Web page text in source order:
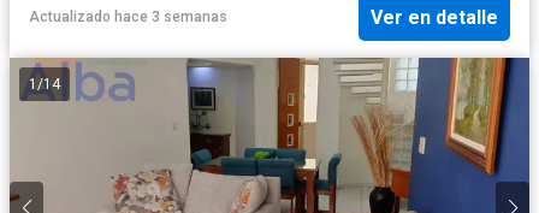
Actualizado hace 3 semanas Ver en detalle
1 /14